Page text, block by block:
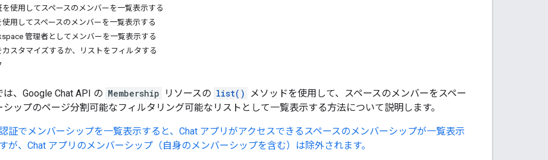
を使用してスペースのメンバーを一覧表示する
使用してスペースのメンバーを一覧表示する
管理者としてメンバーを一覧表示する
カスタマイズするか、リストをフィルタする
は、Google Chat API の Membership リソースの list()
メソッドを使用して、スペースのメンバーをスペー
シップのページ分割可能なフィルタリング可能なリストとして一覧表示する方法について説明します。
認証でメンバーシップを一覧表示すると、Chat アプリがアクセスできるスペースのメンバーシップが一覧表示
すが、Chat アプリのメンバーシップ（自身のメンバーシップを含む）は除外されます。